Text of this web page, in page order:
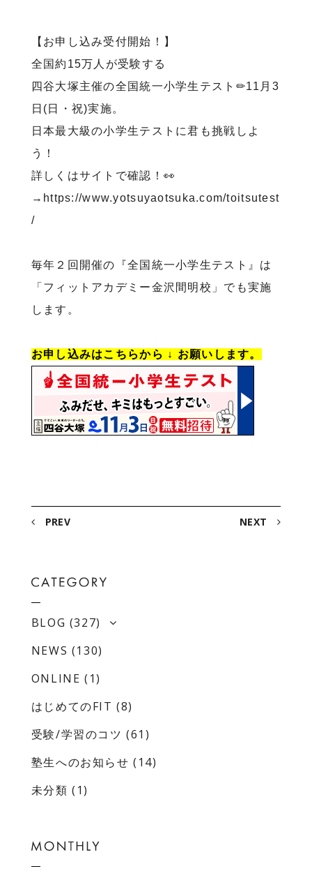
【お申し込み受付開始！】
全国約15万人が受験する
四谷大塚主催の全国統一小学生テスト✏11月3
日(日・祝)実施。
日本最大級の小学生テストに君も挑戦しよ
う！
詳しくはサイトで確認！👀
→ https://www.yotsuyaotsuka.com/toitsutest
/
毎年２回開催の『全国統一小学生テスト』は
「フィットアカデミー金沢間明校」でも実施
します。
お申し込みはこちらから ↓ お願いします。
PREV NEXT
BLOG (327)
NEWS (130)
ONLINE (1)
はじめてのFIT (8)
受験/学習のコツ (61)
塾生へのお知らせ (14)
未分類 (1)